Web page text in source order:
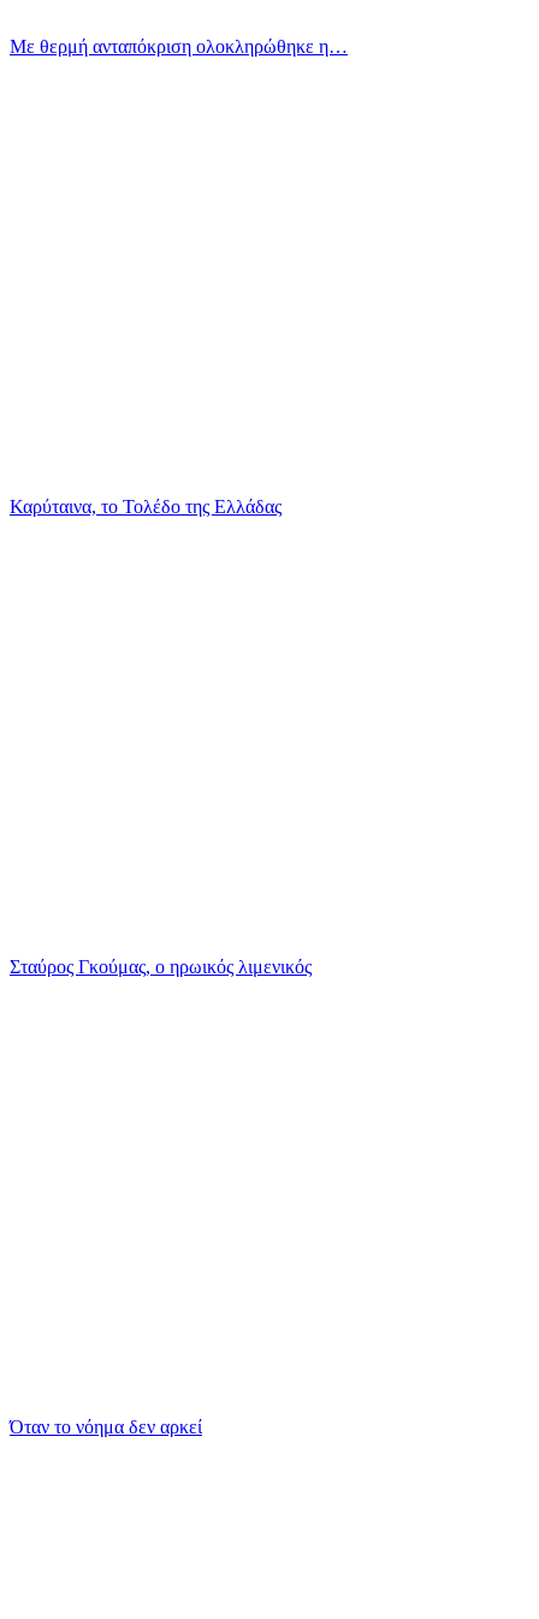
Με θερμή ανταπόκριση ολοκληρώθηκε η…
Καρύταινα, το Τολέδο της Ελλάδας
Σταύρος Γκούμας, ο ηρωικός λιμενικός
Όταν το νόημα δεν αρκεί